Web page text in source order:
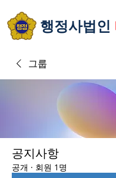
​행정사법인
그룹
공지사항
공개 · 회원 1명